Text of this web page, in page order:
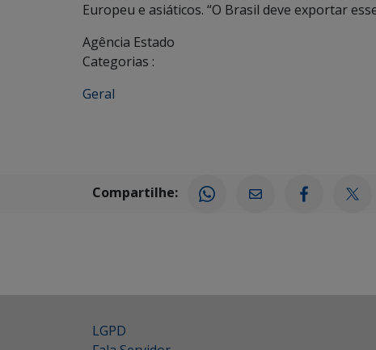
Europeu e asiáticos. “O Brasil deve exportar
Agência Estado
Categorias :
Geral
Compartilhe:
LGPD